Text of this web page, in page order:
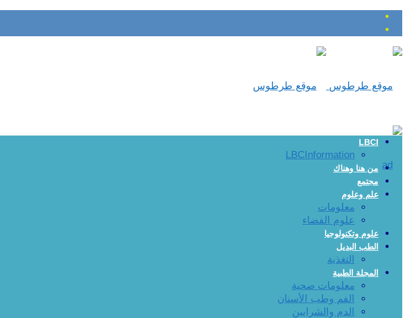
LBCI
LBCInformation
من هنا وهناك
مجتمع
علم وعلوم
معلومات
علوم الفضاء
علوم وتكنولوجيا
الطب البديل
التغذية
المجلة الطبية
معلومات صحية
الفم وطب الأسنان
الدم والشرايين